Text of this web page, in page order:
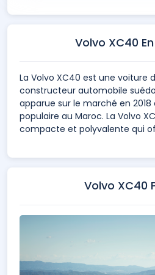
Volvo XC40
La Volvo XC40 est une voiture
constructeur automobile
apparue sur le marché en
populaire au Maroc. La Volvo
compacte et polyvalente qui
Volvo XC40